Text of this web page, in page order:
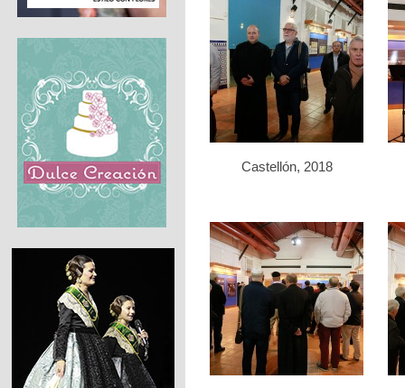
Castellón, 2018